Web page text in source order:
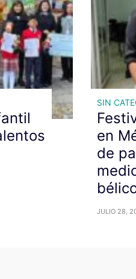
SIN
en
de
JULIO 28,